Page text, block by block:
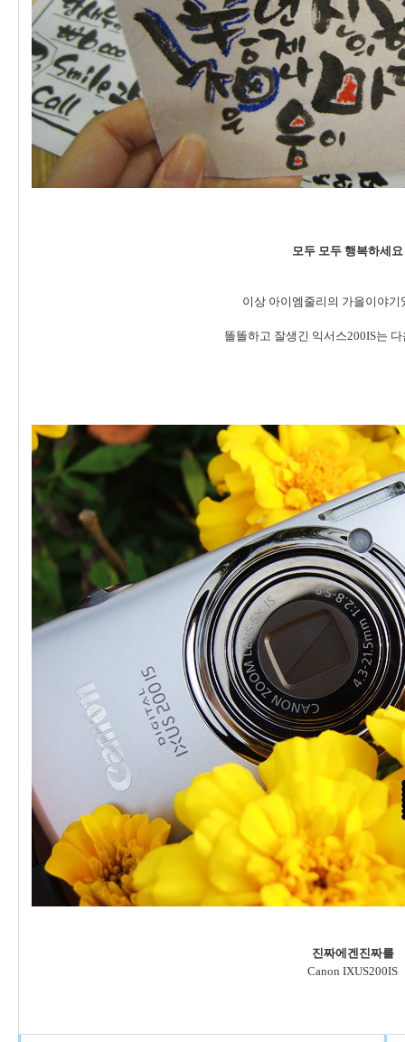
모두 모두 행복하세요
이상 아이엠줄리의 가을이야기
똘똘하고 잘생긴 익서스200IS는
진짜에겐진짜를
Canon IXUS200IS